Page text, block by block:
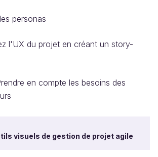
personas
l'UX du projet en créant un story-
en compte les besoins des
visuels de gestion de projet agile